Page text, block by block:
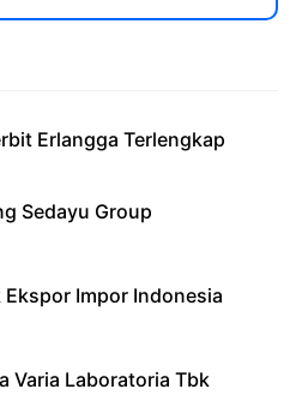
Erlangga Terlengkap
Sedayu Group
Ekspor Impor Indonesia
Varia Laboratoria Tbk